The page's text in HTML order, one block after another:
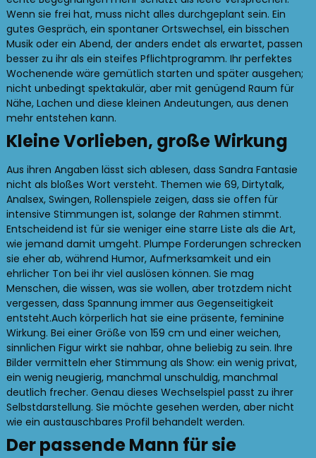
Wenn sie frei hat, muss nicht alles durchgeplant sein. Ein
gutes Gespräch, ein spontaner Ortswechsel, ein bisschen
Musik oder ein Abend, der anders endet als erwartet, passen
besser zu ihr als ein steifes Pflichtprogramm. Ihr perfektes
Wochenende wäre gemütlich starten und später ausgehen;
nicht unbedingt spektakulär, aber mit genügend Raum für
Nähe, Lachen und diese kleinen Andeutungen, aus denen
mehr entstehen kann.
Kleine Vorlieben, große Wirkung
Aus ihren Angaben lässt sich ablesen, dass Sandra Fantasie
nicht als bloßes Wort versteht. Themen wie 69, Dirtytalk,
Analsex, Swingen, Rollenspiele zeigen, dass sie offen für
intensive Stimmungen ist, solange der Rahmen stimmt.
Entscheidend ist für sie weniger eine starre Liste als die Art,
wie jemand damit umgeht. Plumpe Forderungen schrecken
sie eher ab, während Humor, Aufmerksamkeit und ein
ehrlicher Ton bei ihr viel auslösen können. Sie mag
Menschen, die wissen, was sie wollen, aber trotzdem nicht
vergessen, dass Spannung immer aus Gegenseitigkeit
entsteht.Auch körperlich hat sie eine präsente, feminine
Wirkung. Bei einer Größe von 159 cm und einer weichen,
sinnlichen Figur wirkt sie nahbar, ohne beliebig zu sein. Ihre
Bilder vermitteln eher Stimmung als Show: ein wenig privat,
ein wenig neugierig, manchmal unschuldig, manchmal
deutlich frecher. Genau dieses Wechselspiel passt zu ihrer
Selbstdarstellung. Sie möchte gesehen werden, aber nicht
wie ein austauschbares Profil behandelt werden.
Der passende Mann für sie